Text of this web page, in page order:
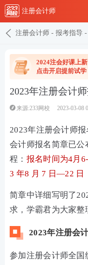
注册会计师
注册会计师 - 报考指导 -
2024注会好课上
点击开启提前试学
2023年注册会计
来源:233网校 2023-03-08
2023年注册会计师
会计师报名简章已公
程： 报名时间为4月
3 年8 月 7 日—22 日
简章中详细写明了
求，学霸君为大家整
2023年注册会
参加注册会计师全